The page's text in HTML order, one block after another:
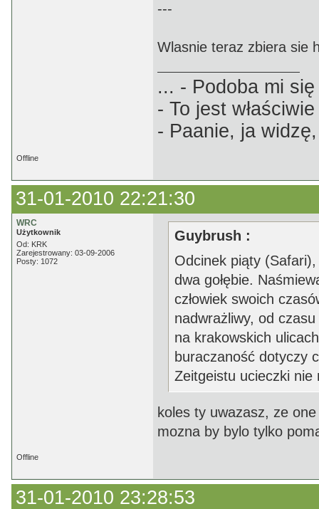
---
Wlasnie teraz zbiera sie
... - Podoba mi
- To jest
- Paanie, ja
Offline
31-01-2010 22:21:30
WRC
Użytkownik
Od: KRK
Zarejestrowany: 03-09-2006
Posty: 1072
Guybrush :
Odcinek piąty
dwa gołębie.
człowiek swoich
nadwrażliwy, od
na krakowskich
buraczaność dotyczy
Zeitgeistu ucieczki nie
koles ty uwazasz, ze
mozna by bylo tylko
Offline
31-01-2010 23:28:53